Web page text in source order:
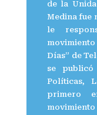
de la
Medina fue
le
movimiento
Días” de
se
Políticas,
primero